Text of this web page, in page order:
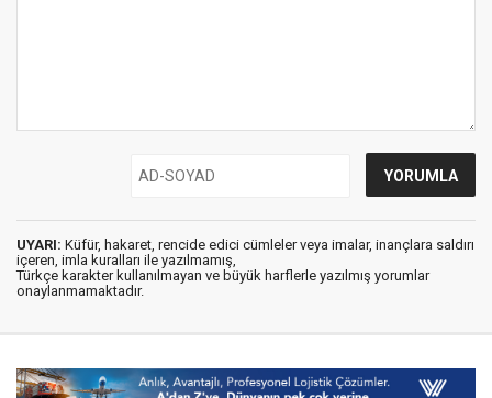
UYARI: Küfür, hakaret, rencide edici cümleler veya imalar, inançlara saldırı
içeren, imla kuralları ile yazılmamış,
Türkçe karakter kullanılmayan ve büyük harflerle yazılmış yorumlar
onaylanmamaktadır.